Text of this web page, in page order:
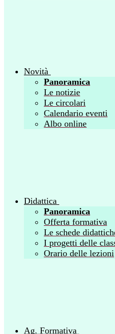
Novità
Panoramica
Le notizie
Le circolari
Calendario eventi
Albo online
Didattica
Panoramica
Offerta formativa
Le schede
I progetti delle
Orario delle lezioni
Ag. Formativa